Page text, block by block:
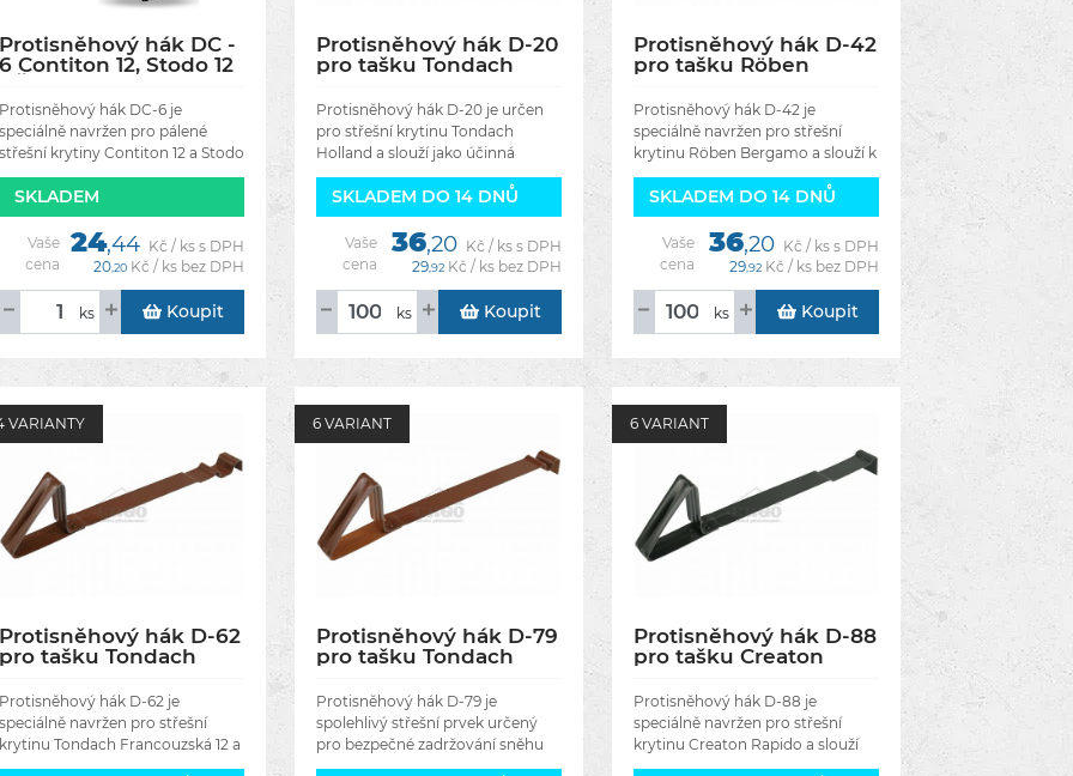
Protisněhový hák DC -
6 Contiton 12, Stodo 12
Protisněhový hák DC-6 je
speciálně navržen pro pálené
střešní krytiny Contiton 12 a Stodo
12. Slouží k účinnému zadržování
sněhu na střeše a zabraňuje jeho
náhlému sesuvu,
SKLADEM
Vaše
cena
24,44 Kč / ks s DPH
20,20 Kč / ks bez DPH
ks Koupit
Protisněhový hák D-20
pro tašku Tondach
červená RAL 8023
Protisněhový hák D-20 je určen
pro střešní krytinu Tondach
Holland a slouží jako účinná
ochrana proti sesuvu sněhu a
ledu ze střechy. Jeho použití
zvyšuje bezpečnost osob
SKLADEM DO 14 DNŮ
Vaše
cena
36,20 Kč / ks s DPH
29,92 Kč / ks bez DPH
ks Koupit
Protisněhový hák D-42
pro tašku Röben
Domino - Barva
antracitová engoba
mat
Protisněhový hák D-42 je
speciálně navržen pro střešní
krytinu Röben Bergamo a slouží k
účinnému zadržování sněhu na
střeše. Jeho hlavním úkolem je
zabránit nekontrolovanému
SKLADEM DO 14 DNŮ
Vaše
cena
36,20 Kč / ks s DPH
29,92 Kč / ks bez DPH
ks Koupit
VARIANTY
Protisněhový hák D-62
pro tašku Tondach
červená engoba
Protisněhový hák D-62 je
speciálně navržen pro střešní
krytinu Tondach Francouzská 12 a
slouží k bezpečnému zadržování
6 VARIANT
Protisněhový hák D-79
pro tašku Tondach
Barva červená engoba
RAL 8004
Protisněhový hák D-79 je
spolehlivý střešní prvek určený
pro bezpečné zadržování sněhu
na střechách s krytinou Bramac
6 VARIANT
Protisněhový hák D-88
pro tašku Creaton
Protisněhový hák D-88 je
speciálně navržen pro střešní
krytinu Creaton Rapido a slouží
jako účinná ochrana proti